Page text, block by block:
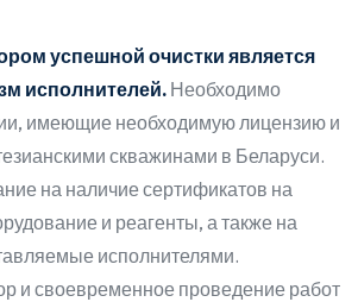
успешной очистки является
исполнителей. Необходимо
имеющие необходимую лицензию и
скважинами в Беларуси.
на наличие сертификатов на
и реагенты, а также на
исполнителями.
и своевременное проведение работ